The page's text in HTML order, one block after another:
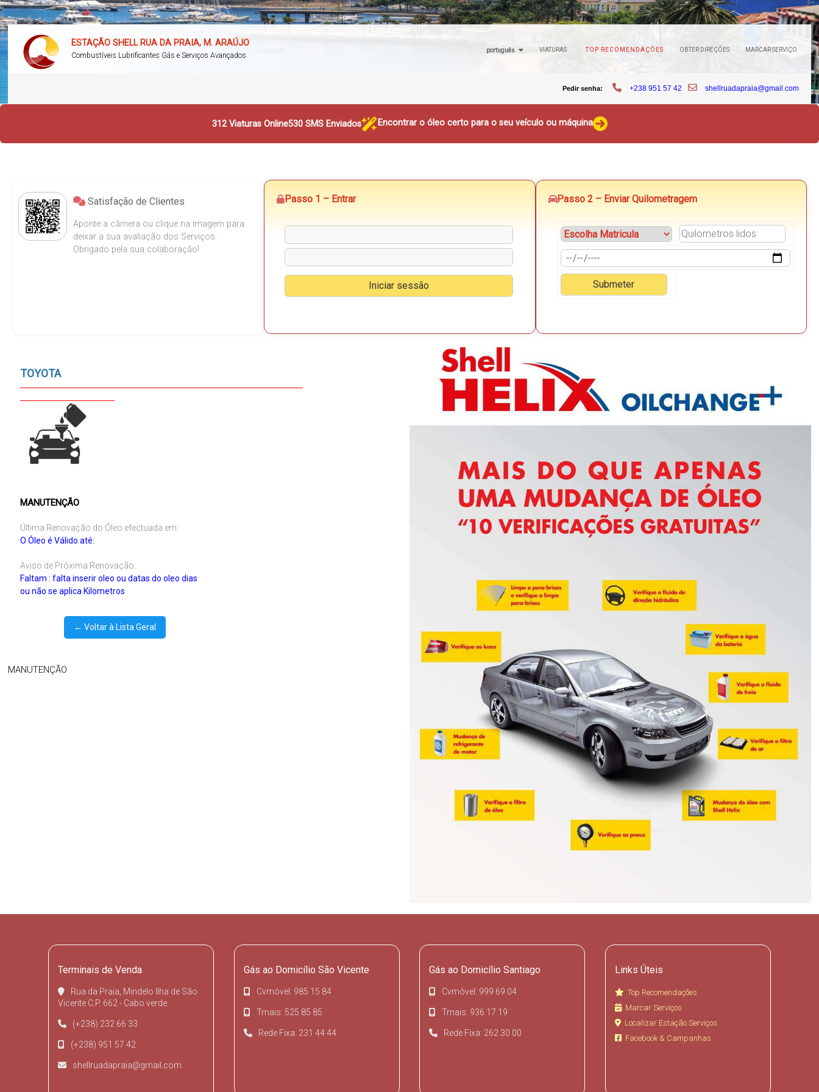
ESTAÇÃO SHELL RUA DA PRAIA, M. ARAÚJO
Combustíveis Lubrificantes Gás e Serviços Avançados
português VIATURAS TOP RECOMENDAÇÕES OBTER DIREÇÕES MARCAR SERVIÇO
Pedir senha: +238 951 57 42 shellruadapraia@gmail.com
312 Viaturas Online530 SMS Enviados Encontrar o óleo certo para o seu veículo ou máquina
Satisfação de Clientes
Aponte a câmera ou clique na imagem para
deixar a sua avaliação dos Serviços.
Obrigado pela sua colaboração!
Passo 1 – Entrar Passo 2 – Enviar Quilometragem
TOYOTA
MANUTENÇÃO
Última Renovação do Óleo efectuada em:
O Óleo é Válido até:
Aviso de Próxima Renovação:
Faltam : falta inserir oleo ou datas do oleo dias
ou não se aplica Kilometros
← Voltar à Lista Geral
MANUTENÇÃO
Terminais de Venda
Rua da Praia, Mindelo Ilha de São
Vicente C.P. 662 - Cabo verde.
(+238) 232 66 33
(+238) 951 57 42
shellruadapraia@gmail.com
Gás ao Domicílio São Vicente
Cvmóvel: 985 15 84
Tmais: 525 85 85
Rede Fixa: 231 44 44
Gás ao Domicílio Santiago
Cvmóvel: 999 69 04
Tmais: 936 17 19
Rede Fixa: 262 30 00
Links Úteis
Top Recomendações
Marcar Serviços
Localizar Estação Serviços
Facebook & Campanhas